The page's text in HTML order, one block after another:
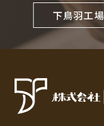
下鳥羽工場